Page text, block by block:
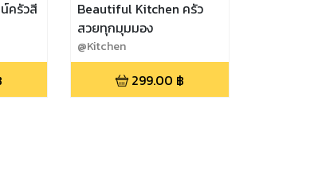
ครัวสี
Beautiful Kitchen ครัว
สวยทุกมุมมอง
@Kitchen
299.00 ฿